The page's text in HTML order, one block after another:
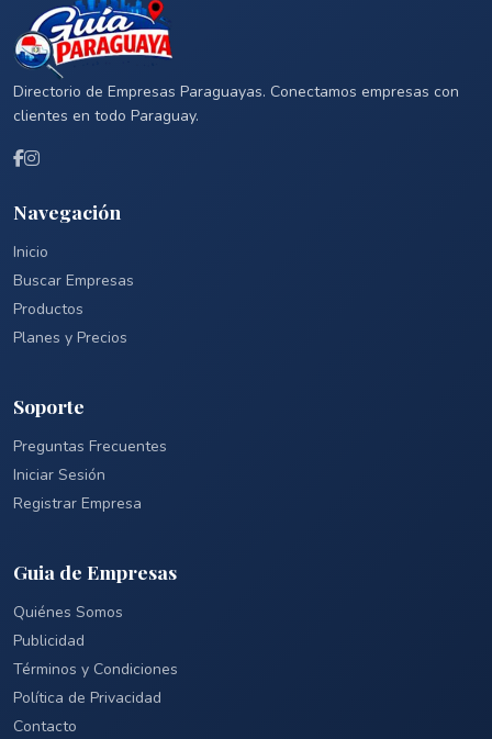
Directorio de Empresas Paraguayas. Conectamos empresas con
clientes en todo Paraguay.
Navegación
Inicio
Buscar Empresas
Productos
Planes y Precios
Soporte
Preguntas Frecuentes
Iniciar Sesión
Registrar Empresa
Guia de Empresas
Quiénes Somos
Publicidad
Términos y Condiciones
Política de Privacidad
Contacto